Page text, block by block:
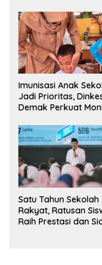
Imunisasi Anak
Jadi Prioritas,
Demak Perkuat
Satu Tahun Sekolah
Rakyat, Ratusan
Raih Prestasi dan